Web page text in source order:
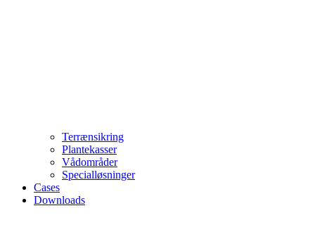
Terrænsikring
Plantekasser
Vådområder
Specialløsninger
Cases
Downloads